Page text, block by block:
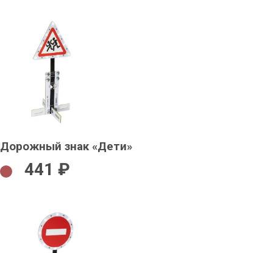
Дорожный знак «Дети»
441 ₽